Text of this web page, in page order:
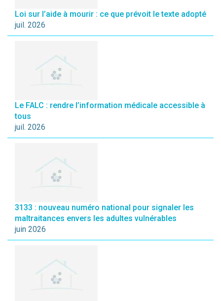
Loi sur l’aide à mourir : ce que prévoit le texte adopté
juil. 2026
Le FALC : rendre l’information médicale accessible à
tous
juil. 2026
3133 : nouveau numéro national pour signaler les
maltraitances envers les adultes vulnérables
juin 2026